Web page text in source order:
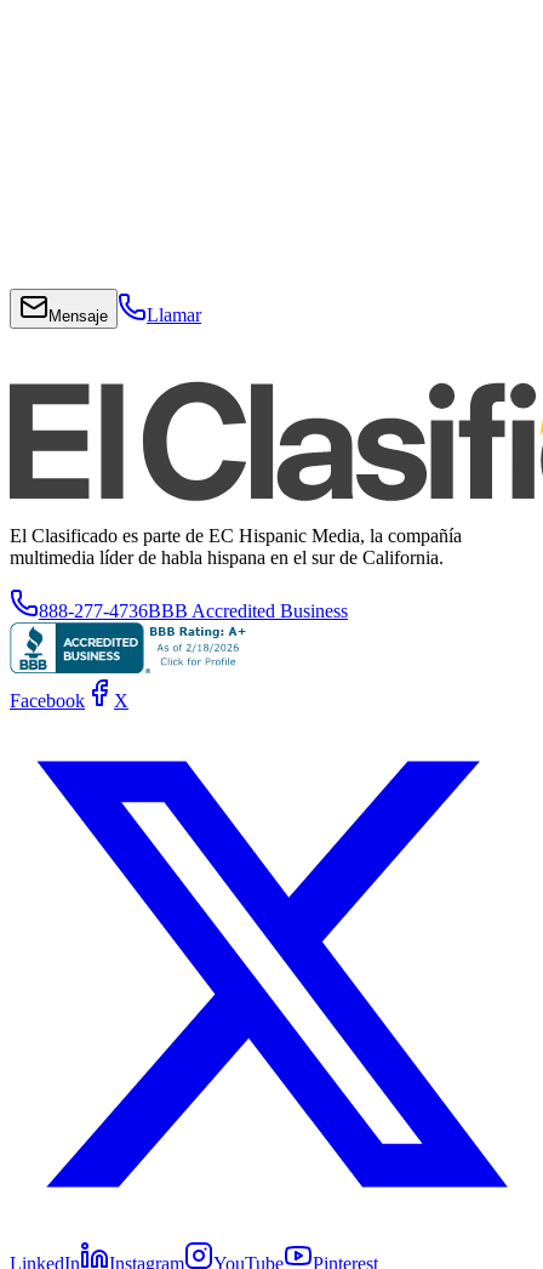
Mensaje Llamar
El Clasificado es parte de EC Hispanic Media, la compañía
multimedia líder de habla hispana en el sur de California.
888-277-4736BBB Accredited Business
Facebook X
LinkedIn Instagram YouTube Pinterest